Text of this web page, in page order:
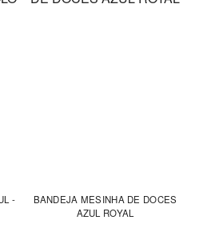
-
BANDEJA MESINHA DE DOCES
AZUL ROYAL